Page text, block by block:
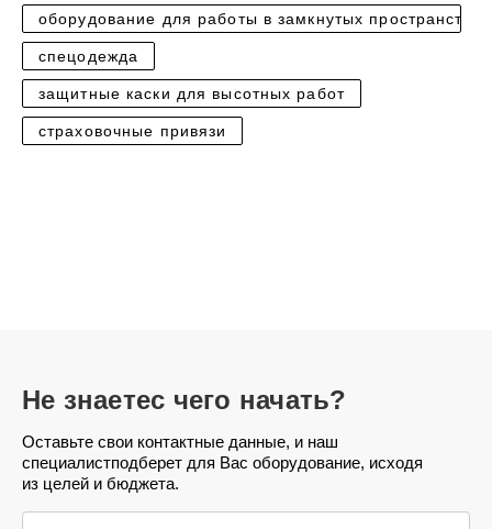
оборудование для работы в замкнутых пространствах
спецодежда
защитные каски для высотных работ
страховочные привязи
Не знаетес чего начать?
Оставьте свои контактные данные, и наш
специалистподберет для Вас оборудование, исходя
из целей и бюджета.